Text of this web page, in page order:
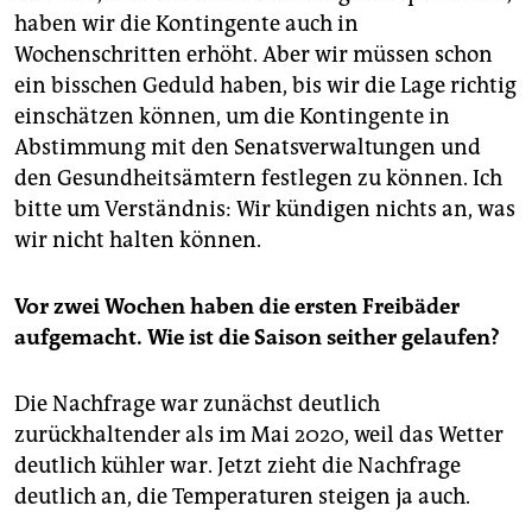
haben wir die Kontingente auch in
Wochenschritten erhöht. Aber wir müssen schon
ein bisschen Geduld haben, bis wir die Lage richtig
einschätzen können, um die Kontingente in
Abstimmung mit den Senatsverwaltungen und
den Gesundheitsämtern festlegen zu können. Ich
bitte um Verständnis: Wir kündigen nichts an, was
wir nicht halten können.
Vor zwei Wochen haben die ersten Freibäder
aufgemacht. Wie ist die Saison seither gelaufen?
Die Nachfrage war zunächst deutlich
zurückhaltender als im Mai 2020, weil das Wetter
deutlich kühler war. Jetzt zieht die Nachfrage
deutlich an, die Temperaturen steigen ja auch.